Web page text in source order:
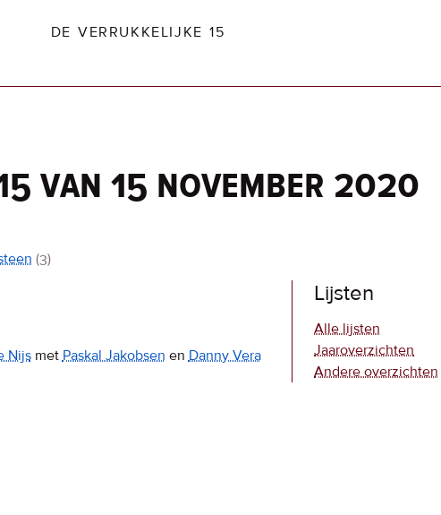
DE VERRUKKELIJKE 15
van 15 november 2020
(3)
NijsmetPaskal Jakobsen enDanny Vera
Lijsten
Alle lijsten
Jaaroverzichten
Andere overzichten